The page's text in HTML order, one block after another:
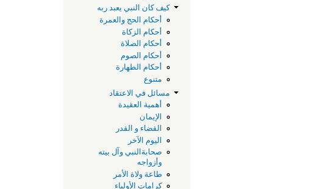
كيف كان النبي يعبد ربه
أحكام الحج والعمرة
أحكام الزكاة
أحكام الصلاة
أحكام الصوم
أحكام الطهارة
متنوع
مسائل في الاعتقاد
أهمية العقيدة
الإيمان
القضاء و القدر
اليوم الآخر
صحابةالنبي وآل بيته
وأزواجه
طاعة ولاة الأمر
كرامات الأولياء